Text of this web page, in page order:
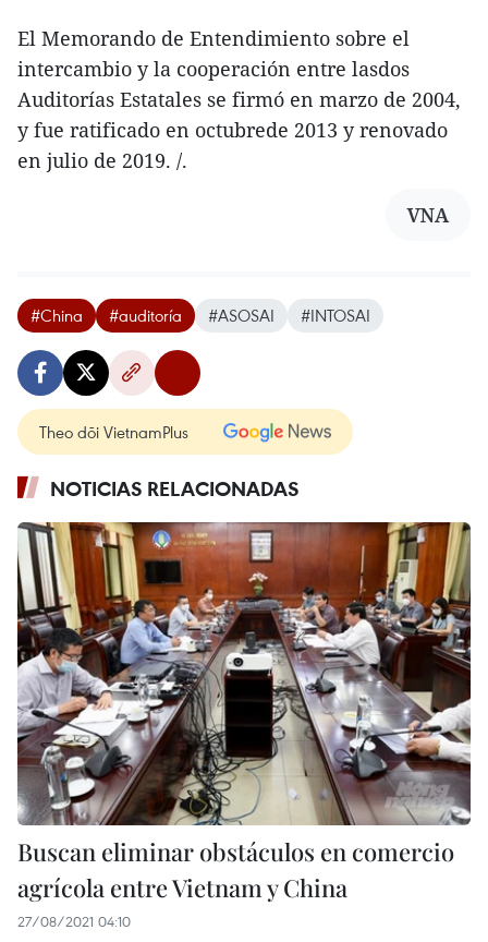
El Memorando de Entendimiento sobre el
intercambio y la cooperación entre lasdos
Auditorías Estatales se firmó en marzo de 2004,
y fue ratificado en octubrede 2013 y renovado
en julio de 2019. /.
VNA
#China #auditoría #ASOSAI #INTOSAI
Theo dõi VietnamPlus
NOTICIAS RELACIONADAS
Buscan eliminar obstáculos en comercio
agrícola entre Vietnam y China
27/08/2021 04:10